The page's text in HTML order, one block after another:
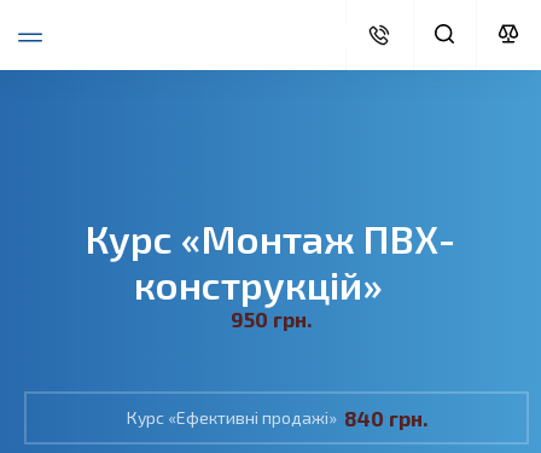
Курс «Монтаж ПВХ-
конструкцій»
950 грн.
Курс «Ефективні продажі» 840 грн.